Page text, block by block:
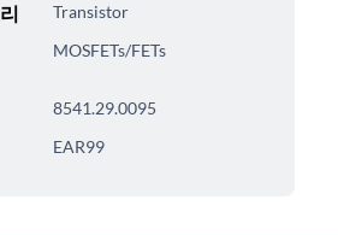
Transistor
MOSFETs/FETs
8541.29.0095
EAR99